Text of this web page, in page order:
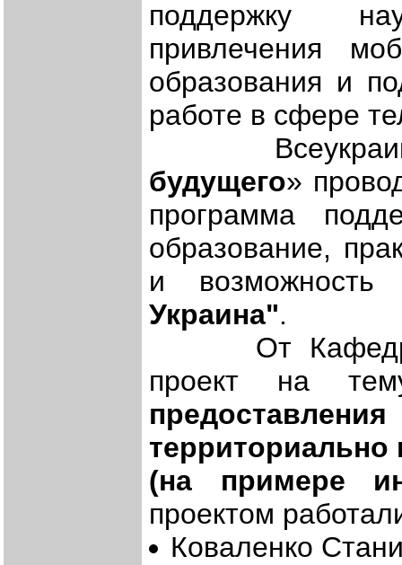
поддержку
привлечения
образования и
работе в сфере
будущего»
программа
образование,
и
Украина".
От Кафедры
проект на
территориально
(на примере
проектом
Коваленко